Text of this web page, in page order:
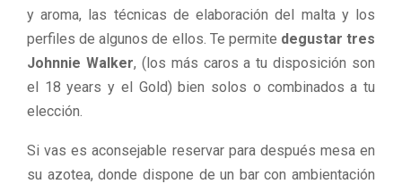
y aroma, las técnicas de elaboración del malta y los
perfiles de algunos de ellos. Te permite degustar tres
Johnnie Walker, (los más caros a tu disposición son
el 18 yearsy el Gold) bien solos o combinados a tu
elección.
Si vas es aconsejable reservar para después mesa en
su azotea, donde dispone de un bar con ambientación